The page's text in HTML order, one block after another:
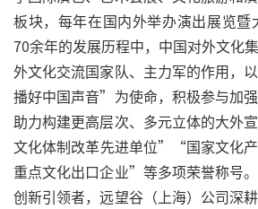
板块，每年在国内外举办演出展览暨
70余年的发展历程中，中国对外文化
外文化交流国家队、主力军的作用，
播好中国声音”为使命，积极参与加强
助力构建更高层次、多元立体的大外
文化体制改革先进单位”“国家文化
重点文化出口企业”等多项荣誉称号
创新引领者，远望谷（上海）公司深